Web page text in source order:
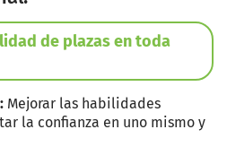
de plazas en toda
Mejorar las habilidades
la confianza en uno mismo y